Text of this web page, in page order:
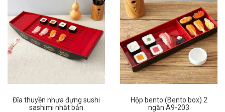
Đĩa thuyền nhựa đựng sushi
sashimi nhật bản
Hộp bento (Bento box) 2
ngăn A9-203